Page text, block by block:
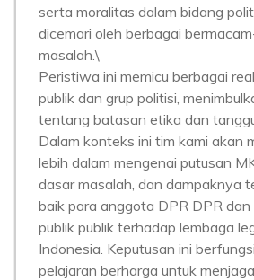
serta moralitas dalam bidang
dicemari oleh berbagai
masalah.\
Peristiwa ini memicu berbagai
publik dan grup politisi,
tentang batasan etika dan
Dalam konteks ini tim kami akan
lebih dalam mengenai putusan
dasar masalah, dan dampaknya
baik para anggota DPR DPR
publik publik terhadap lembaga
Indonesia. Keputusan ini
pelajaran berharga untuk